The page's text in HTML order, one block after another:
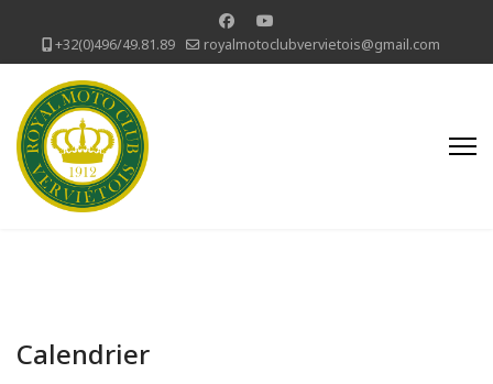
+32(0)496/49.81.89 royalmotoclubvervietois@gmail.com
Calendrier